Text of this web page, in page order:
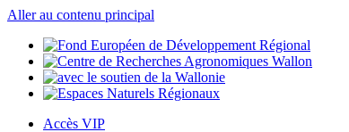
Aller au contenu principal
Accès VIP